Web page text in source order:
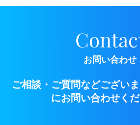
お問い合わせ
ご相談・ご質問などござい
にお問い合わせくだ